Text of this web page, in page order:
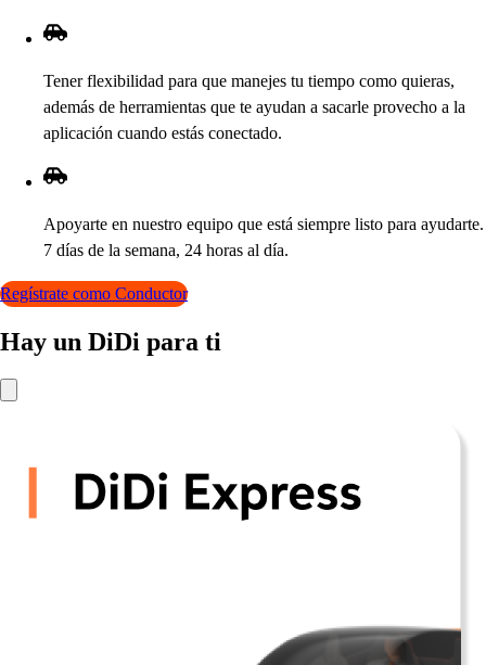
Tener flexibilidad para que manejes tu tiempo como quieras,
además de herramientas que te ayudan a sacarle provecho a la
aplicación cuando estás conectado.
Apoyarte en nuestro equipo que está siempre listo para ayudarte.
7 días de la semana, 24 horas al día.
Regístrate como Conductor
Hay un DiDi para ti